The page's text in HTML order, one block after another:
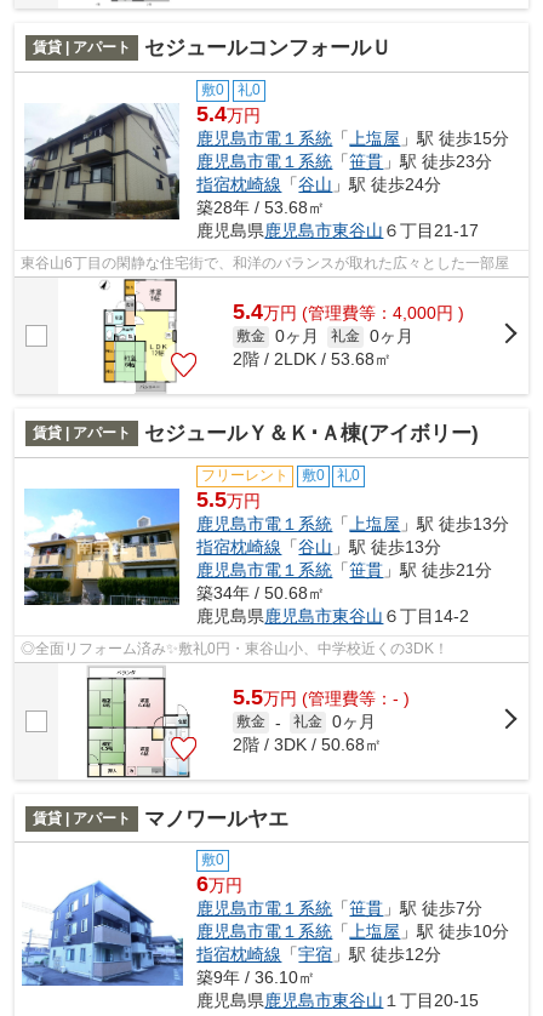
賃貸 | アパート セジュールコンフォールＵ
敷0 礼0
5.4万円
鹿児島市電１系統 「 上塩屋 」駅 徒歩15分
鹿児島市電１系統 「笹貫 」駅 徒歩23分
指宿枕崎線 「谷山 」駅 徒歩24分
築28年 / 53.68㎡
鹿児島県鹿児島市東谷山 ６丁目21-17
東谷山6丁目の閑静な住宅街で、和洋のバランスが取れた広々とした一部屋
5.4万円 (管理費等：4,000円 )
敷金 0ヶ月 礼金 0ヶ月
2階 / 2LDK / 53.68㎡
賃貸 | アパート セジュールＹ＆Ｋ･Ａ棟(アイボリー)
フリーレント 敷0 礼0
5.5万円
鹿児島市電１系統 「 上塩屋 」駅 徒歩13分
指宿枕崎線 「谷山 」駅 徒歩13分
鹿児島市電１系統 「笹貫 」駅 徒歩21分
築34年 / 50.68㎡
鹿児島県鹿児島市東谷山 ６丁目14-2
◎全面リフォーム済み✨敷礼0円・東谷山小、中学校近くの3DK！
5.5万円 (管理費等：- )
敷金 - 礼金 0ヶ月
2階 / 3DK / 50.68㎡
賃貸 | アパート マノワールヤエ
敷0
6万円
鹿児島市電１系統 「笹貫 」駅 徒歩7分
鹿児島市電１系統 「上塩屋 」駅 徒歩10分
指宿枕崎線 「宇宿 」駅 徒歩12分
築9年 / 36.10㎡
鹿児島県鹿児島市東谷山 １丁目20-15